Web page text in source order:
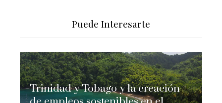
Puede Interesarte
Trinidad y Tobago y la creación